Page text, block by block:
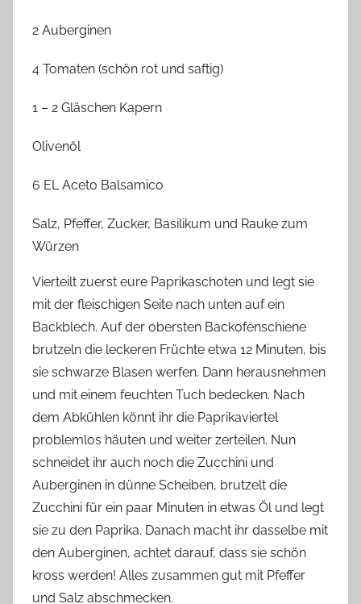
2 Auberginen
4 Tomaten (schön rot und saftig)
1 – 2 Gläschen Kapern
Olivenöl
6 EL Aceto Balsamico
Salz, Pfeffer, Zucker, Basilikum und Rauke zum
Würzen
Vierteilt zuerst eure Paprikaschoten und legt sie
mit der fleischigen Seite nach unten auf ein
Backblech. Auf der obersten Backofenschiene
brutzeln die leckeren Früchte etwa 12 Minuten, bis
sie schwarze Blasen werfen. Dann herausnehmen
und mit einem feuchten Tuch bedecken. Nach
dem Abkühlen könnt ihr die Paprikaviertel
problemlos häuten und weiter zerteilen. Nun
schneidet ihr auch noch die Zucchini und
Auberginen in dünne Scheiben, brutzelt die
Zucchini für ein paar Minuten in etwas Öl und legt
sie zu den Paprika. Danach macht ihr dasselbe mit
den Auberginen, achtet darauf, dass sie schön
kross werden! Alles zusammen gut mit Pfeffer
und Salz abschmecken.